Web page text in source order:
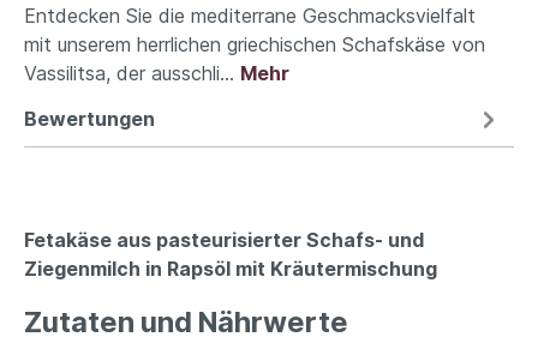
Entdecken Sie die mediterrane Geschmacksvielfalt
mit unserem herrlichen griechischen Schafskäse von
Vassilitsa, der ausschli… Mehr
Bewertungen
Fetakäse aus pasteurisierter Schafs- und
Ziegenmilch in Rapsöl mit Kräutermischung
Zutaten und Nährwerte